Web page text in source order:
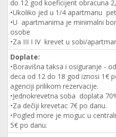
do 12 god koeficijent obracuna
•Ukoliko jed u 1/4 apartmanu
•U apartmanima je minimalni
osobe
•Za III I IV krevet u sobi/
Doplate:
•Boravišna taksa i osiguranje -
deca od 12 do 18 god iznosi 1€
agenciji prilikom rezervacije.
•Jednokrevetna soba doplata
•Za dečiji krevetac 7€ po danu.
•Pogled more je moguc u
5€ po danu.